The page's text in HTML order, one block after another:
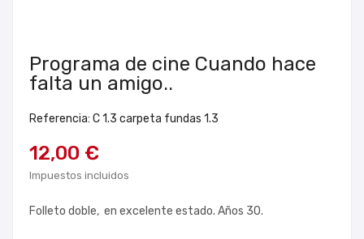
Programa de cine Cuando hace
falta un amigo..
Referencia: C 1.3 carpeta fundas 1.3
12,00 €
Impuestos incluidos
Folleto doble, en excelente estado. Años 30.